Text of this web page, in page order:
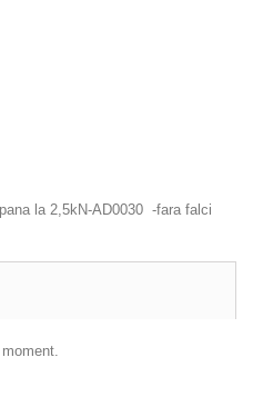
la 2,5kN-AD0030 -fara falci